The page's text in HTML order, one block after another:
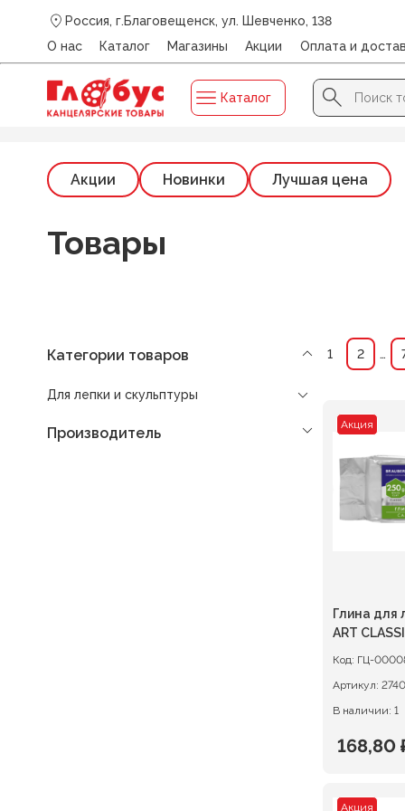
Россия, г.Благовещенск, ул. Шевченко, 138
О нас
Каталог Магазины Акции Оплата и
Каталог
Search
for:
Search Button
Главная /Каталог/ ДЛЯ ЛЕПКИ И СКУЛЬПТУРЫ
Акции Новинки Лучшая цена
Товары
Категории товаров
Для лепки и скульптуры
Производитель
1 2 …
Акция
Глина для
ART
Код: ГЦ-
Артикул:
В наличии: 1
168,80
Текущая
Акция